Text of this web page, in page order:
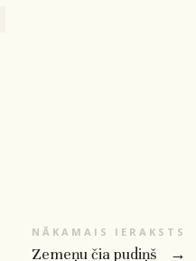
NĀKAMAIS IERAKSTS
Zemeņu čia pudiņš →